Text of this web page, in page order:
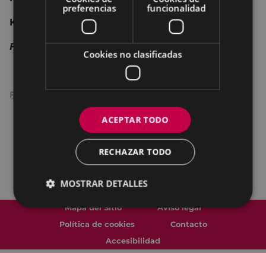
Karlos Arancegui
Fernando Neiracontrabajo
Entrada:
Mapa del Sitio
Aviso legal
Política de cookies
Contacto
Accesibilidad
preferencias
funcionalidad
Cookies no clasificadas
ACEPTAR TODO
RECHAZAR TODO
MOSTRAR DETALLES